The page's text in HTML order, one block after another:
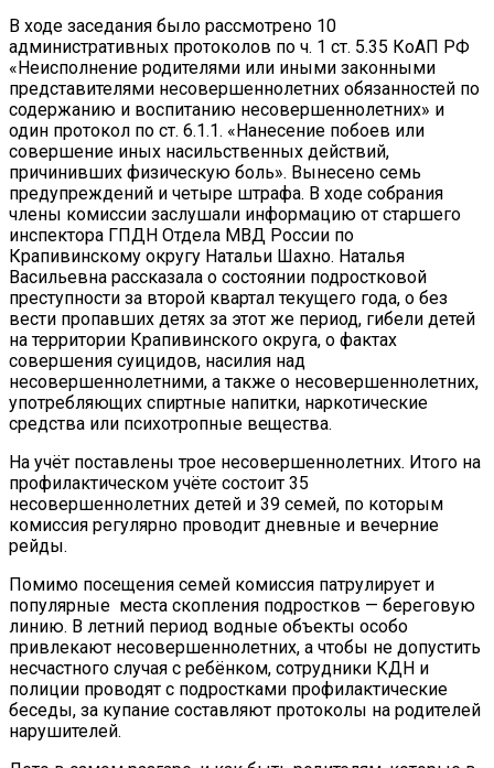
В ходе заседания было рассмотрено 10
административных протоколов по ч. 1 ст. 5.35 КоАП РФ
«Неисполнение родителями или иными законными
представителями несовершеннолетних обязанностей по
содержанию и воспитанию несовершеннолетних» и
один протокол по ст. 6.1.1. «Нанесение побоев или
совершение иных насильственных действий,
причинивших физическую боль». Вынесено семь
предупреждений и четыре штрафа. В ходе собрания
члены комиссии заслушали информацию от старшего
инспектора ГПДН Отдела МВД России по
Крапивинскому округу Натальи Шахно. Наталья
Васильевна рассказала о состоянии подростковой
преступности за второй квартал текущего года, о без
вести пропавших детях за этот же период, гибели детей
на территории Крапивинского округа, о фактах
совершения суицидов, насилия над
несовершеннолетними, а также о несовершеннолетних,
употребляющих спиртные напитки, наркотические
средства или психотропные вещества.
На учёт поставлены трое несовершеннолетних. Итого на
профилактическом учёте состоит 35
несовершеннолетних детей и 39 семей, по которым
комиссия регулярно проводит дневные и вечерние
рейды.
Помимо посещения семей комиссия патрулирует и
популярные места скопления подростков — береговую
линию. В летний период водные объекты особо
привлекают несовершеннолетних, а чтобы не допустить
несчастного случая с ребёнком, сотрудники КДН и
полиции проводят с подростками профилактические
беседы, за купание составляют протоколы на родителей
нарушителей.